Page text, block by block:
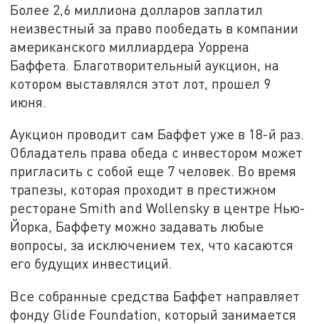
Более 2,6 миллиона долларов заплатил
неизвестный за право пообедать в компании
американского миллиардера Уоррена
Баффета. Благотворительный аукцион, на
котором выставлялся этот лот, прошел 9
июня.
Аукцион проводит сам Баффет уже в 18-й раз.
Обладатель права обеда с инвестором может
пригласить с собой еще 7 человек. Во время
трапезы, которая проходит в престижном
ресторане Smith and Wollensky в центре Нью-
Йорка, Баффету можно задавать любые
вопросы, за исключением тех, что касаются
его будущих инвестиций.
Все собранные средства Баффет направляет
фонду Glide Foundation, который занимается